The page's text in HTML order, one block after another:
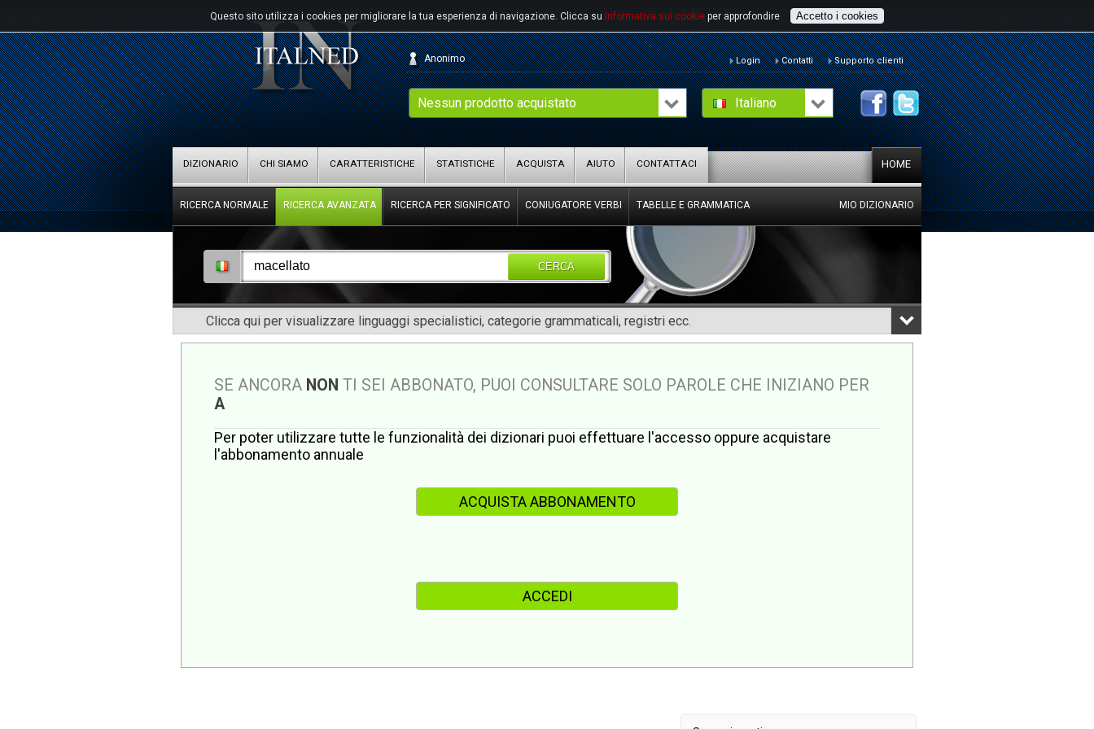
Questo sito utilizza i cookies per migliorare la tua esperienza di navigazione. Clicca su Informativa sui cookie per approfondire Accetto i cookies
Italiano
Nessun prodotto acquistato
Anonimo Login Contatti Supporto clienti
HOME
DIZIONARIO CHI SIAMO CARATTERISTICHE STATISTICHE ACQUISTA AIUTO CONTATTACI
RICERCA NORMALE RICERCA AVANZATA RICERCA PER SIGNIFICATO CONIUGATORE VERBI TABELLE E GRAMMATICA MIO DIZIONARIO
CERCA
Clicca qui per visualizzare linguaggi specialistici, categorie grammaticali, registri ecc.
SE ANCORA NON TI SEI ABBONATO, PUOI CONSULTARE SOLO PAROLE CHE INIZIANO PER
A
Per poter utilizzare tutte le funzionalità dei dizionari puoi effettuare l'accesso oppure acquistare
l'abbonamento annuale
ACQUISTA ABBONAMENTO
ACCEDI